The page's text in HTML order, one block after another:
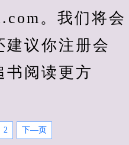
。我们将会
建议你注册会
书阅读更方
2 下—页